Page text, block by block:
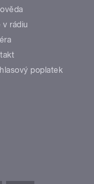
v rádiu
poplatek